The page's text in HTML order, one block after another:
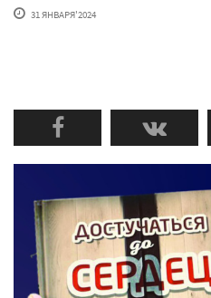
31 ЯНВАРЯ'2024